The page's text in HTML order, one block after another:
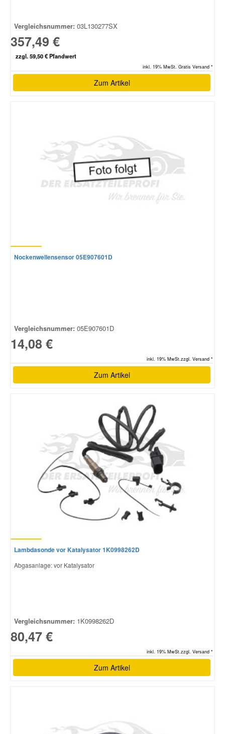
Vergleichsnummer: 03L130277SX
357,49 €
zzgl. 59,50 € Pfandwert
inkl. 19% MwSt. Gratis Versand *
Zum Artikel
Nockenwellensensor 05E907601D
Vergleichsnummer: 05E907601D
14,08 €
inkl. 19% MwSt.zzgl. Versand *
Zum Artikel
Lambdasonde vor Katalysator 1K0998262D
Abgasanlage: vor Katalysator
Vergleichsnummer: 1K0998262D
80,47 €
inkl. 19% MwSt.zzgl. Versand *
Zum Artikel